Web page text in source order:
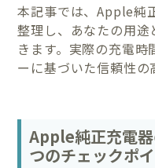
本記事では、Apple純
整理し、あなたの用
きます。実際の充電
ーに基づいた信頼性の
Apple純正充電
つのチェックポ